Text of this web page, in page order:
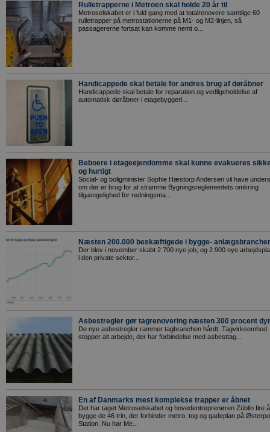
Rulletrapperne i Metroen skal holde 20 år til
Metroselskabet er i fuld gang med at totalrenovere samtlige 60
rulletrapper på metrostationerne på M1- og M2-linjen, så
passagererne fortsat kan komme nemt o...
Handicappede skal betale for andres brug af døråbner
Handicappede skal betale for reparation og vedligeholdelse af
automatisk døråbner i etagebyggeri...
Beboere i etageejendomme skal kunne evakueres
og hurtigt
Social- og boligminister Sophie Hæstorp Andersen vil have
om der er brug for at stramme Bygningsreglementets omkring
tilgængelighed for redningsma...
Næsten 200.000 beskæftigede i bygge-
Der blev i november skabt 2.700 nye job, og 2.900 nye
i den private sektor...
Asbestregler gør tagrenovering næsten 300 procent
De nye asbestregler rammer tagbranchen hårdt. Tagvirksomhed
stopper alt arbejde, der har forbindelse med asbesttag...
En af Danmarks mest komplekse trapper er åbnet
Det har taget Metroselskabet og hovedentreprenøren Züblin fire
bygge de 46 trin, der forbinder metro, tog og gadeplan på
Station. Nu har Me...